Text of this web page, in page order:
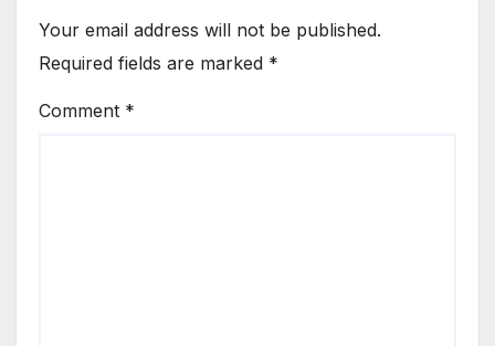
Your email address will not be published.
Required fields are marked *
Comment *